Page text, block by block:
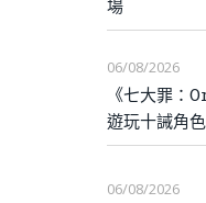
場
06/08/2026
《七大罪：
遊玩十誡角
06/08/2026